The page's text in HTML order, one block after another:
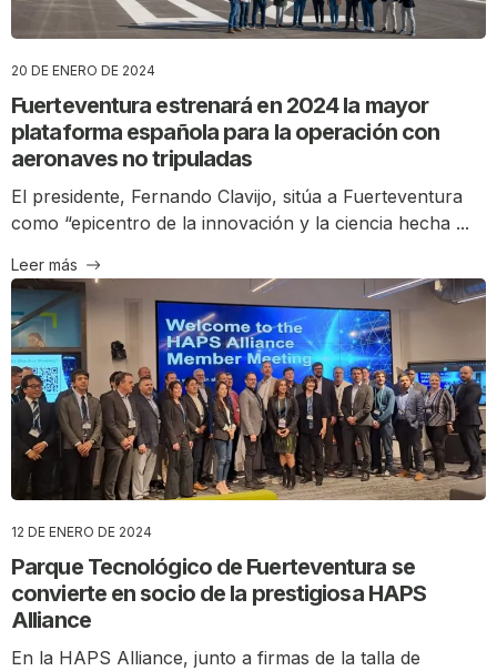
20 DE ENERO DE 2024
Fuerteventura estrenará en 2024 la mayor
plataforma española para la operación con
aeronaves no tripuladas
El presidente, Fernando Clavijo, sitúa a Fuerteventura
como “epicentro de la innovación y la ciencia hecha ...
Leer más
12 DE ENERO DE 2024
Parque Tecnológico de Fuerteventura se
convierte en socio de la prestigiosa HAPS
Alliance
En la HAPS Alliance, junto a firmas de la talla de